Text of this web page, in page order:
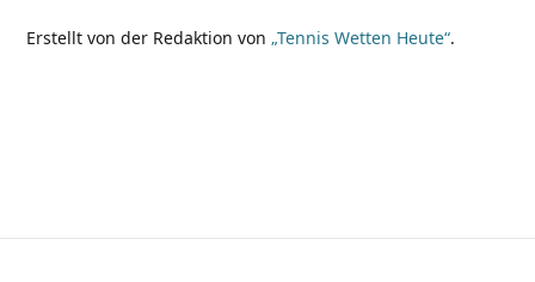
Erstellt von der Redaktion von „Tennis Wetten Heute“.